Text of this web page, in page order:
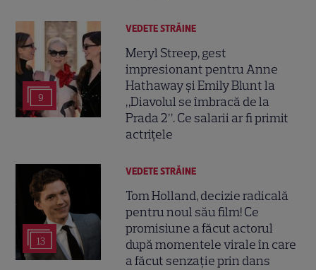
9
VEDETE STRĂINE
Meryl Streep, gest
impresionant pentru Anne
Hathaway și Emily Blunt la
„Diavolul se îmbracă de la
Prada 2”. Ce salarii ar fi primit
actrițele
13
VEDETE STRĂINE
Tom Holland, decizie radicală
pentru noul său film! Ce
promisiune a făcut actorul
după momentele virale în care
a făcut senzație prin dans